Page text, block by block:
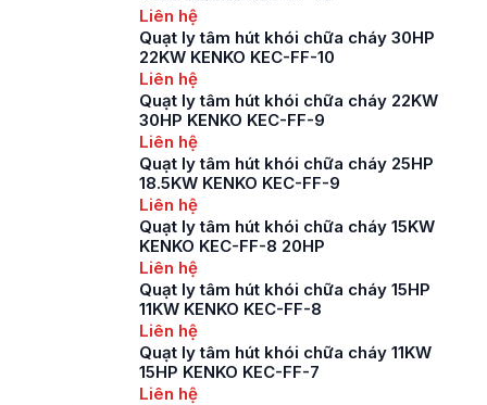
Liên hệ
Quạt ly tâm hút khói chữa cháy 30HP
22KW KENKO KEC-FF-10
Liên hệ
Quạt ly tâm hút khói chữa cháy 22KW
30HP KENKO KEC-FF-9
Liên hệ
Quạt ly tâm hút khói chữa cháy 25HP
18.5KW KENKO KEC-FF-9
Liên hệ
Quạt ly tâm hút khói chữa cháy 15KW
KENKO KEC-FF-8 20HP
Liên hệ
Quạt ly tâm hút khói chữa cháy 15HP
11KW KENKO KEC-FF-8
Liên hệ
Quạt ly tâm hút khói chữa cháy 11KW
15HP KENKO KEC-FF-7
Liên hệ